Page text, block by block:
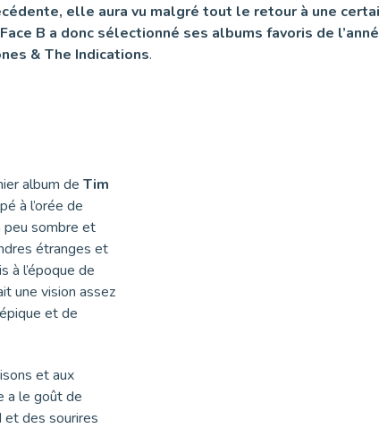
elle aura vu malgré tout le retour à une
B a donc sélectionné ses albums favoris de
& The Indications.
album de Tim
à l’orée de
peu sombre et
étranges et
à l’époque de
une vision assez
et de
et aux
a le goût de
et des sourires